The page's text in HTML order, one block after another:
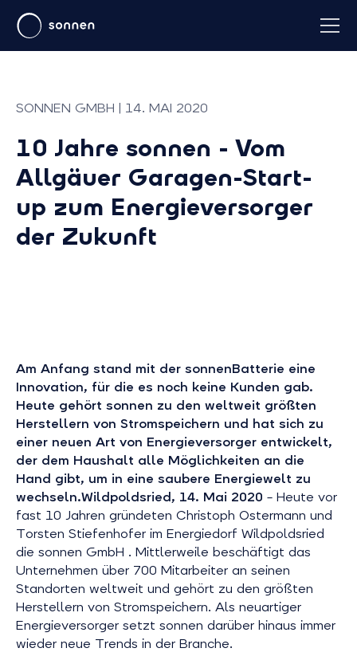
SONNEN GMBH | 14. MAI 2020
10 Jahre sonnen - Vom
Allgäuer Garagen-Start-
up zum Energieversorger
der Zukunft
Am Anfang stand mit der sonnenBatterie eine
Innovation, für die es noch keine Kunden gab.
Heute gehört sonnen zu den weltweit größten
Herstellern von Stromspeichern und hat sich zu
einer neuen Art von Energieversorger entwickelt,
der dem Haushalt alle Möglichkeiten an die
Hand gibt, um in eine saubere Energiewelt zu
wechseln.Wildpoldsried, 14. Mai 2020 – Heute vor
fast 10 Jahren gründeten Christoph Ostermann und
Torsten Stiefenhofer im Energiedorf Wildpoldsried
die sonnen GmbH . Mittlerweile beschäftigt das
Unternehmen über 700 Mitarbeiter an seinen
Standorten weltweit und gehört zu den größten
Herstellern von Stromspeichern. Als neuartiger
Energieversorger setzt sonnen darüber hinaus immer
wieder neue Trends in der Branche.